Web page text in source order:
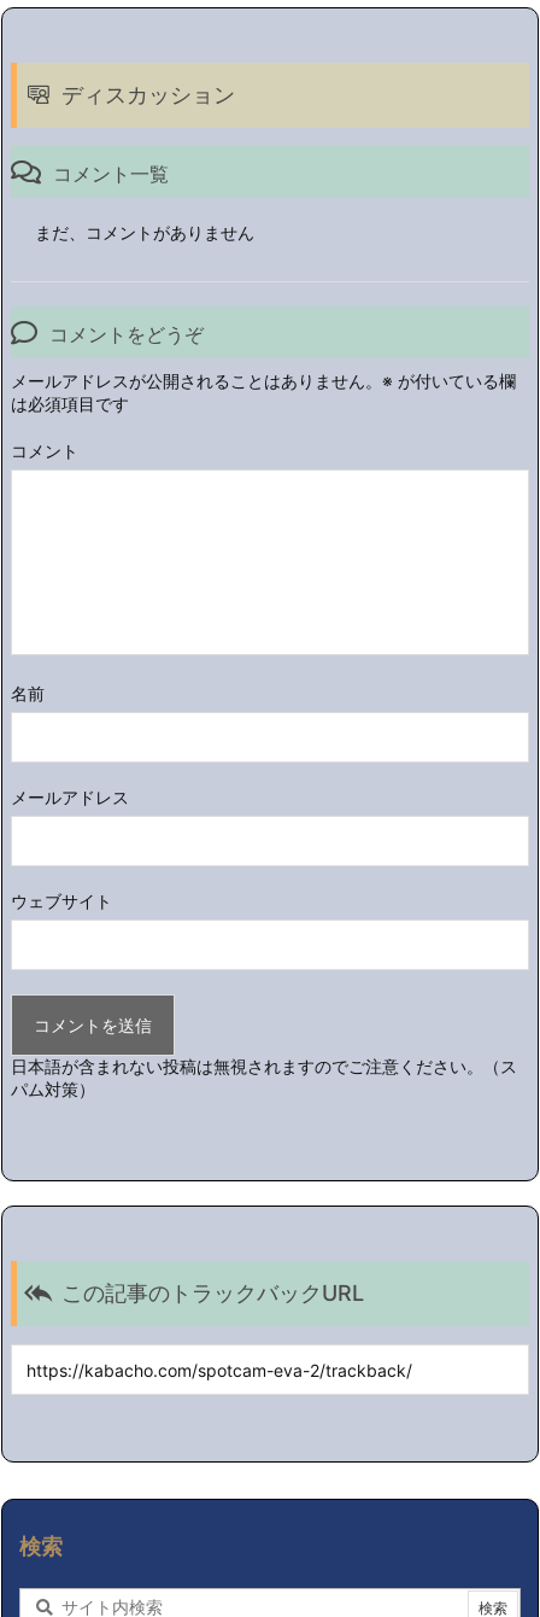
ディスカッション
コメント一覧
まだ、コメントがありません
コメントをどうぞ
メールアドレスが公開されることはありません。 ※ が付いている欄
は必須項目です
コメント
名前
メールアドレス
ウェブサイト
日本語が含まれない投稿は無視されますのでご注意ください。（ス
パム対策）
 この記事のトラックバックURL
検索